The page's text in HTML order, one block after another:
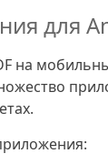
для
на